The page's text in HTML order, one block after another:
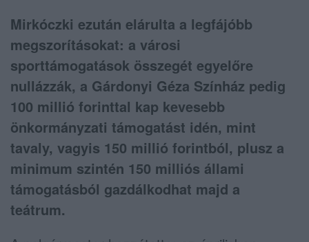
Mirkóczki ezután elárulta a legfájóbb
megszorításokat: a városi
sporttámogatások összegét egyelőre
nullázzák, a Gárdonyi Géza Színház pedig
100 millió forinttal kap kevesebb
önkormányzati támogatást idén, mint
tavaly, vagyis 150 millió forintból, plusz a
minimum szintén 150 milliós állami
támogatásból gazdálkodhat majd a
teátrum.